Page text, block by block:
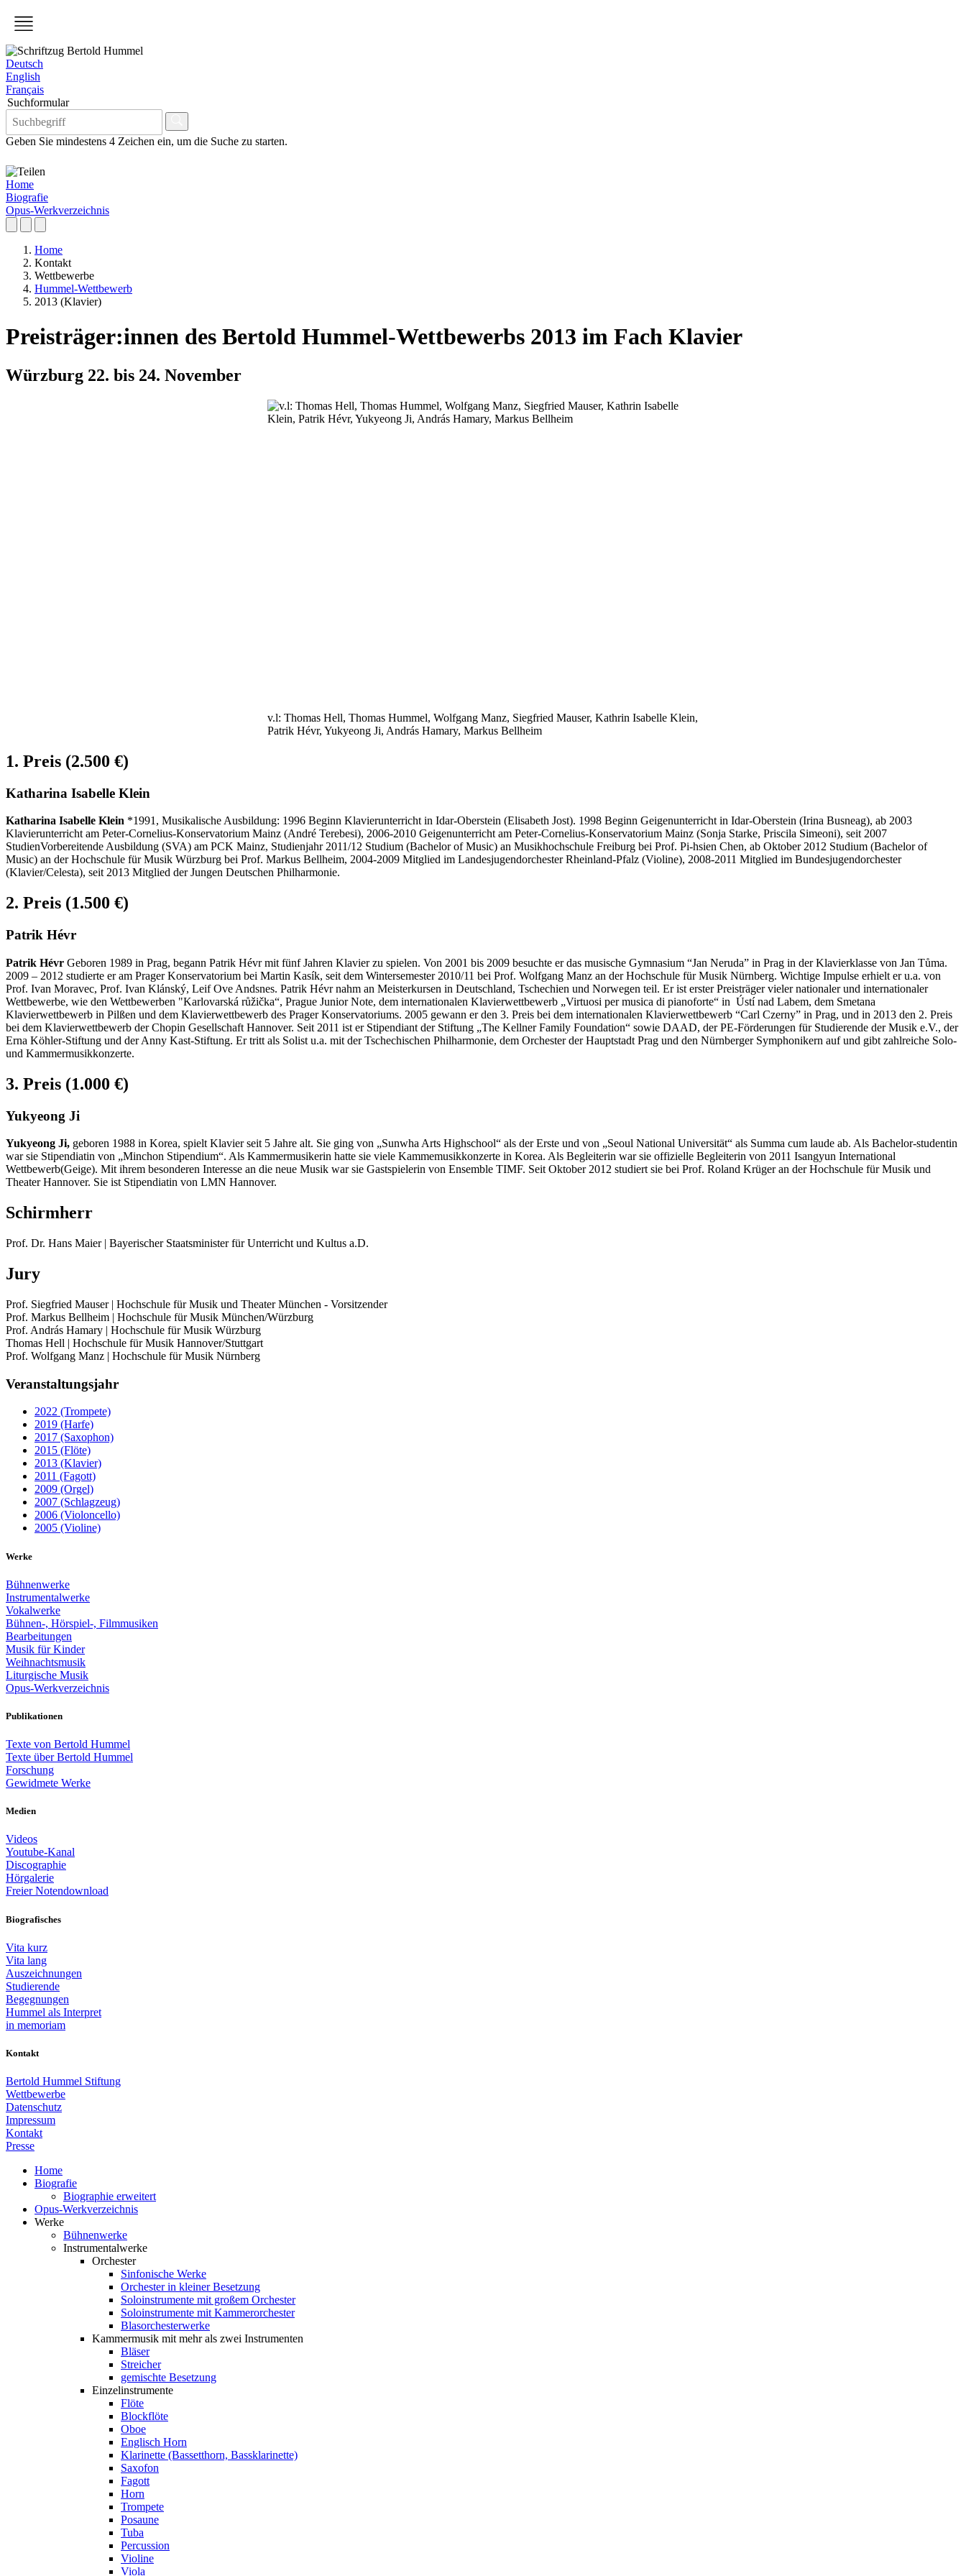
Deutsch
English
Français
Suchformular
Geben Sie mindestens 4 Zeichen ein, um die Suche zu starten.
Home
Biografie
Opus-Werkverzeichnis
Home
Kontakt
Wettbewerbe
Hummel-Wettbewerb
2013 (Klavier)
Preisträger:innen des Bertold Hummel-Wettbewerbs 2013 im Fach Klavier
Würzburg 22. bis 24. November
v.l: Thomas Hell, Thomas Hummel, Wolfgang Manz, Siegfried Mauser, Kathrin Isabelle Klein,
Patrik Hévr, Yukyeong Ji, András Hamary, Markus Bellheim
1. Preis (2.500 €)
Katharina Isabelle Klein
Katharina Isabelle Klein *1991, Musikalische Ausbildung: 1996 Beginn Klavierunterricht in Idar-Oberstein (Elisabeth Jost). 1998 Beginn Geigenunterricht in Idar-Oberstein (Irina Busneag), ab 2003
Klavierunterricht am Peter-Cornelius-Konservatorium Mainz (André Terebesi), 2006-2010 Geigenunterricht am Peter-Cornelius-Konservatorium Mainz (Sonja Starke, Priscila Simeoni), seit 2007
StudienVorbereitende Ausbildung (SVA) am PCK Mainz, Studienjahr 2011/12 Studium (Bachelor of Music) an Musikhochschule Freiburg bei Prof. Pi-hsien Chen, ab Oktober 2012 Studium (Bachelor of
Music) an der Hochschule für Musik Würzburg bei Prof. Markus Bellheim, 2004-2009 Mitglied im Landesjugendorchester Rheinland-Pfalz (Violine), 2008-2011 Mitglied im Bundesjugendorchester
(Klavier/Celesta), seit 2013 Mitglied der Jungen Deutschen Philharmonie.
2. Preis (1.500 €)
Patrik Hévr
Patrik Hévr Geboren 1989 in Prag, begann Patrik Hévr mit fünf Jahren Klavier zu spielen. Von 2001 bis 2009 besuchte er das musische Gymnasium “Jan Neruda” in Prag in der Klavierklasse von Jan Tůma.
2009 – 2012 studierte er am Prager Konservatorium bei Martin Kasík, seit dem Wintersemester 2010/11 bei Prof. Wolfgang Manz an der Hochschule für Musik Nürnberg. Wichtige Impulse erhielt er u.a. von
Prof. Ivan Moravec, Prof. Ivan Klánský, Leif Ove Andsnes. Patrik Hévr nahm an Meisterkursen in Deutschland, Tschechien und Norwegen teil. Er ist erster Preisträger vieler nationaler und internationaler
Wettbewerbe, wie den Wettbewerben "Karlovarská růžička“, Prague Junior Note, dem internationalen Klavierwettbewerb „Virtuosi per musica di pianoforte“ in Ústí nad Labem, dem Smetana
Klavierwettbewerb in Pilßen und dem Klavierwettbewerb des Prager Konservatoriums. 2005 gewann er den 3. Preis bei dem internationalen Klavierwettbewerb “Carl Czerny” in Prag, und in 2013 den 2. Preis
bei dem Klavierwettbewerb der Chopin Gesellschaft Hannover. Seit 2011 ist er Stipendiant der Stiftung „The Kellner Family Foundation“ sowie DAAD, der PE-Förderungen für Studierende der Musik e.V., der
Erna Köhler-Stiftung und der Anny Kast-Stiftung. Er tritt als Solist u.a. mit der Tschechischen Philharmonie, dem Orchester der Hauptstadt Prag und den Nürnberger Symphonikern auf und gibt zahlreiche Solo-
und Kammermusikkonzerte.
3. Preis (1.000 €)
Yukyeong Ji
Yukyeong Ji, geboren 1988 in Korea, spielt Klavier seit 5 Jahre alt. Sie ging von „Sunwha Arts Highschool“ als der Erste und von „Seoul National Universität“ als Summa cum laude ab. Als Bachelor-studentin
war sie Stipendiatin von „Minchon Stipendium“. Als Kammermusikerin hatte sie viele Kammemusikkonzerte in Korea. Als Begleiterin war sie offizielle Begleiterin von 2011 Isangyun International
Wettbewerb(Geige). Mit ihrem besonderen Interesse an die neue Musik war sie Gastspielerin von Ensemble TIMF. Seit Oktober 2012 studiert sie bei Prof. Roland Krüger an der Hochschule für Musik und
Theater Hannover. Sie ist Stipendiatin von LMN Hannover.
Schirmherr
Prof. Dr. Hans Maier | Bayerischer Staatsminister für Unterricht und Kultus a.D.
Jury
Prof. Siegfried Mauser | Hochschule für Musik und Theater München - Vorsitzender
Prof. Markus Bellheim | Hochschule für Musik München/Würzburg
Prof. András Hamary | Hochschule für Musik Würzburg
Thomas Hell | Hochschule für Musik Hannover/Stuttgart
Prof. Wolfgang Manz | Hochschule für Musik Nürnberg
Veranstaltungsjahr
2022 (Trompete)
2019 (Harfe)
2017 (Saxophon)
2015 (Flöte)
2013 (Klavier)
2011 (Fagott)
2009 (Orgel)
2007 (Schlagzeug)
2006 (Violoncello)
2005 (Violine)
Werke
Bühnenwerke
Instrumentalwerke
Vokalwerke
Bühnen-, Hörspiel-, Filmmusiken
Bearbeitungen
Musik für Kinder
Weihnachtsmusik
Liturgische Musik
Opus-Werkverzeichnis
Publikationen
Texte von Bertold Hummel
Texte über Bertold Hummel
Forschung
Gewidmete Werke
Medien
Videos
Youtube-Kanal
Discographie
Hörgalerie
Freier Notendownload
Biografisches
Vita kurz
Vita lang
Auszeichnungen
Studierende
Begegnungen
Hummel als Interpret
in memoriam
Kontakt
Bertold Hummel Stiftung
Wettbewerbe
Datenschutz
Impressum
Kontakt
Presse
Home
Biografie
Biographie erweitert
Opus-Werkverzeichnis
Werke
Bühnenwerke
Instrumentalwerke
Orchester
Sinfonische Werke
Orchester in kleiner Besetzung
Soloinstrumente mit großem Orchester
Soloinstrumente mit Kammerorchester
Blasorchesterwerke
Kammermusik mit mehr als zwei Instrumenten
Bläser
Streicher
gemischte Besetzung
Einzelinstrumente
Flöte
Blockflöte
Oboe
Englisch Horn
Klarinette (Bassetthorn, Bassklarinette)
Saxofon
Fagott
Horn
Trompete
Posaune
Tuba
Percussion
Violine
Viola